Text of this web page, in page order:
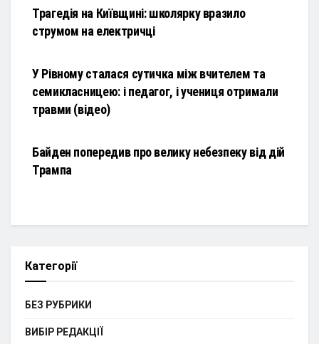
Трагедія на Київщині: школярку вразило
струмом на електричці
У Рівному сталася сутичка між вчителем та
семикласницею: і педагог, і учениця отримали
травми (відео)
Байден попередив про велику небезпеку від дій
Трампа
Категорії
БЕЗ РУБРИКИ
ВИБІР РЕДАКЦІЇ